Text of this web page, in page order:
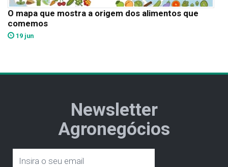
O mapa que mostra a origem dos alimentos que
comemos
19 jun
Newsletter
Agronegócios